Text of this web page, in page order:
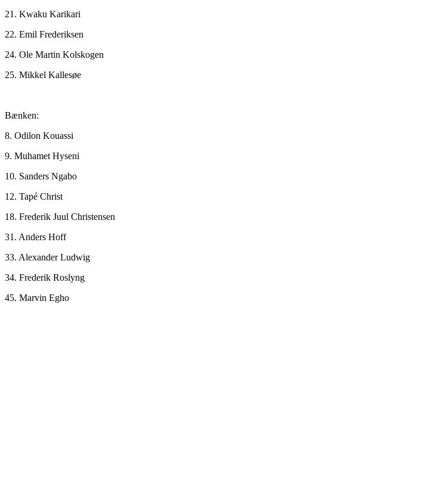
21. Kwaku Karikari
22. Emil Frederiksen
24. Ole Martin Kolskogen
25. Mikkel Kallesøe
Bænken:
8. Odilon Kouassi
9. Muhamet Hyseni
10. Sanders Ngabo
12. Tapé Christ
18. Frederik Juul Christensen
31. Anders Hoff
33. Alexander Ludwig
34. Frederik Roslyng
45. Marvin Egho